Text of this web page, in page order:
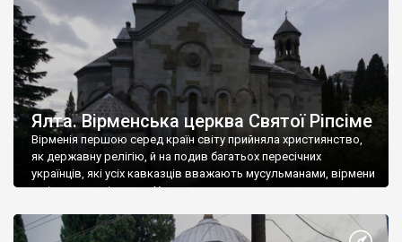
Ялта. Вірменська церква Святої Ріпсіме
Вірменія першою серед країн світу прийняла християнство,
як державну релігію, й на подив багатьох пересічних
українців, які усіх кавказців вважають мусульманами, вірмени
є відданими вірянами Христа